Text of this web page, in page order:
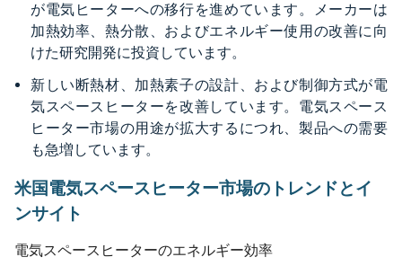
が電気ヒーターへの移行を進めています。メーカーは
加熱効率、熱分散、およびエネルギー使用の改善に向
けた研究開発に投資しています。
新しい断熱材、加熱素子の設計、および制御方式が電
気スペースヒーターを改善しています。電気スペース
ヒーター市場の用途が拡大するにつれ、製品への需要
も急増しています。
米国電気スペースヒーター市場のトレンドとイ
ンサイト
電気スペースヒーターのエネルギー効率